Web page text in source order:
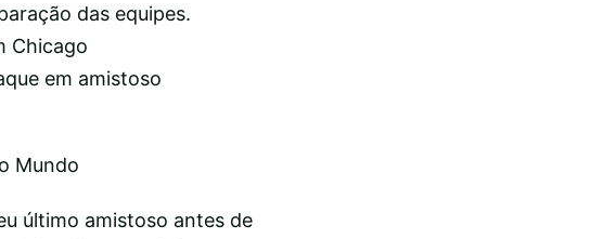
das equipes.
Chicago
em amistoso
Mundo
último amistoso antes de